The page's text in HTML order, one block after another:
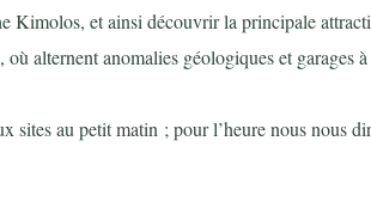
Kimolos, et ainsi découvrir la principale
où alternent anomalies géologiques et garages
sites au petit matin ; pour l’heure nous nous